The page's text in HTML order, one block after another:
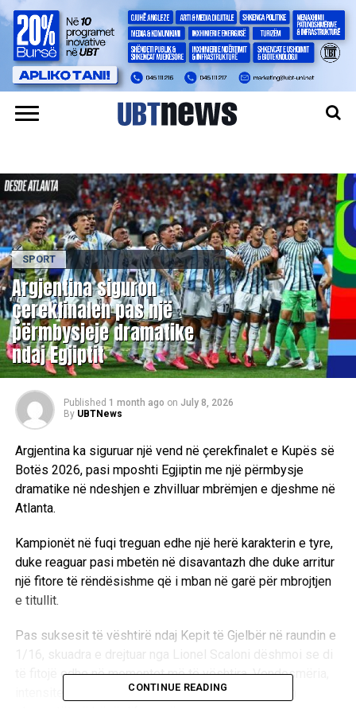
SPORT
Argjentina siguron
çerekfinalen pas një
përmbysjeje dramatike
ndaj Egjiptit
Published 1 month ago on July 8, 2026
By UBTNews
Argjentina ka siguruar një vend në çerekfinalet e Kupës së
Botës 2026, pasi mposhti Egjiptin me një përmbysje
dramatike në ndeshjen e zhvilluar mbrëmjen e djeshme në
Atlanta.
Kampionët në fuqi treguan edhe një herë karakterin e tyre,
duke reaguar pasi mbetën në disavantazh dhe duke arritur
një fitore të rëndësishme që i mban në garë për mbrojtjen
e titullit.
Pas suksesit të vështirë ndaj Kepit të Gjelbër në raundin e
1/16, skuadra e drejtuar nga Lionel Scaloni dëshmoi se di
të fitojë edhe në momentet më të vështira. Vendosmëria,
intensiteti dhe lufta deri në sekondën e fundit ishin
CONTINUE READING